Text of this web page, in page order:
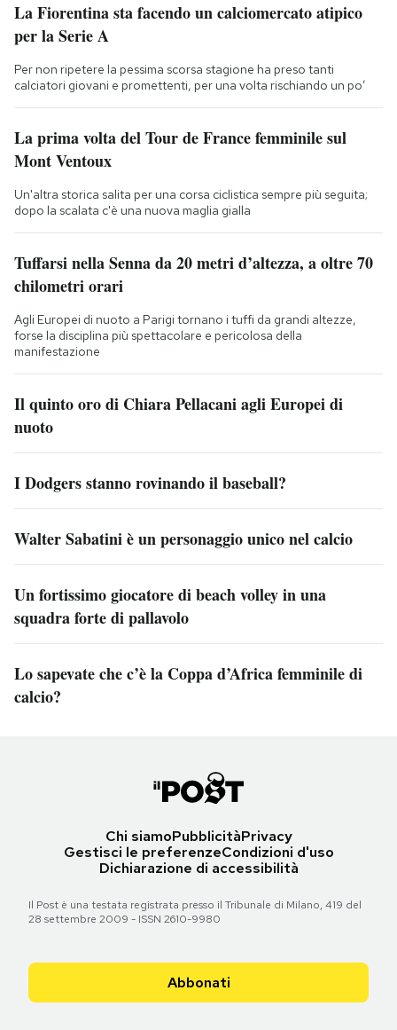
La Fiorentina sta facendo un calciomercato atipico
per la Serie A
Per non ripetere la pessima scorsa stagione ha preso tanti
calciatori giovani e promettenti, per una volta rischiando un po’
La prima volta del Tour de France femminile sul
Mont Ventoux
Un'altra storica salita per una corsa ciclistica sempre più seguita;
dopo la scalata c'è una nuova maglia gialla
Tuffarsi nella Senna da 20 metri d’altezza, a oltre 70
chilometri orari
Agli Europei di nuoto a Parigi tornano i tuffi da grandi altezze,
forse la disciplina più spettacolare e pericolosa della
manifestazione
Il quinto oro di Chiara Pellacani agli Europei di
nuoto
I Dodgers stanno rovinando il baseball?
Walter Sabatini è un personaggio unico nel calcio
Un fortissimo giocatore di beach volley in una
squadra forte di pallavolo
Lo sapevate che c’è la Coppa d’Africa femminile di
calcio?
Chi siamoPubblicitàPrivacy
Gestisci le preferenzeCondizioni d'uso
Dichiarazione di accessibilità
Il Post è una testata registrata presso il Tribunale di Milano, 419 del
28 settembre 2009 - ISSN 2610-9980
Abbonati